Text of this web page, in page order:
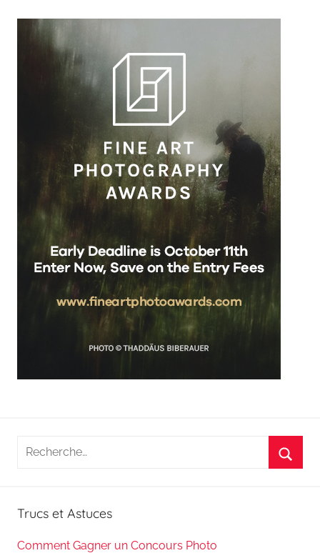
Recherche
Trucs et Astuces
Comment Gagner un Concours Photo